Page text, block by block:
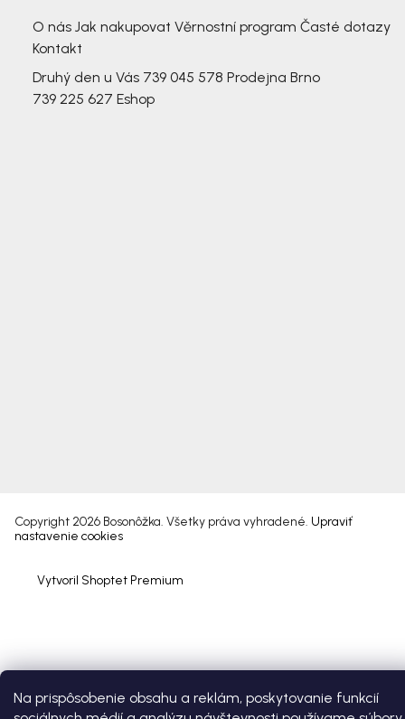
Na prispôsobenie obsahu a reklám, poskytovanie funkcií
O nás Jak nakupovat Věrnostní program Časté dotazy
Kontakt
Druhý den u Vás 739 045 578 Prodejna Brno
739 225 627 Eshop
Vytvoril Shoptet Premium
Copyright 2026 Bosonôžka. Všetky práva vyhradené. Upraviť
nastavenie cookies